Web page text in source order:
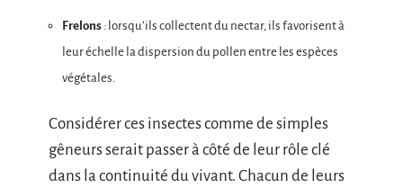
Frelons : lorsqu’ils collectent du nectar, ils favorisent à
leur échelle la dispersion du pollen entre les espèces
végétales.
Considérer ces insectes comme de simples
gêneurs serait passer à côté de leur rôle clé
dans la continuité du vivant. Chacun de leurs